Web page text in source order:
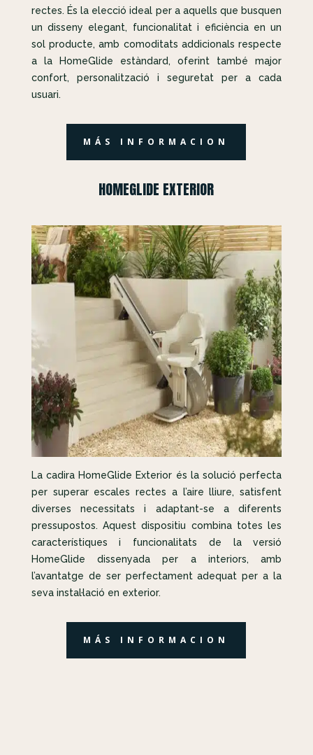
rectes. És la elecció ideal per a aquells que busquen
un disseny elegant, funcionalitat i eficiència en un
sol producte, amb comoditats addicionals respecte
a la HomeGlide estàndard, oferint també major
confort, personalització i seguretat per a cada
usuari.
MÁS INFORMACION
HOMEGLIDE EXTERIOR
La cadira HomeGlide Exterior és la solució perfecta
per superar escales rectes a l’aire lliure, satisfent
diverses necessitats i adaptant-se a diferents
pressupostos. Aquest dispositiu combina totes les
característiques i funcionalitats de la versió
HomeGlide dissenyada per a interiors, amb
l’avantatge de ser perfectament adequat per a la
seva instal·lació en exterior.
MÁS INFORMACION